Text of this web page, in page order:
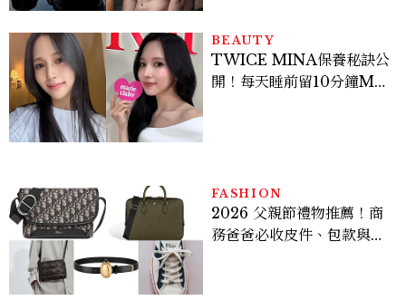
BEAUTY
TWICE MINA保養秘訣公
開！每天睡前留10分鐘ME
FASHION
2026 父親節禮物推薦！商
務爸爸必收皮件、包款與鞋